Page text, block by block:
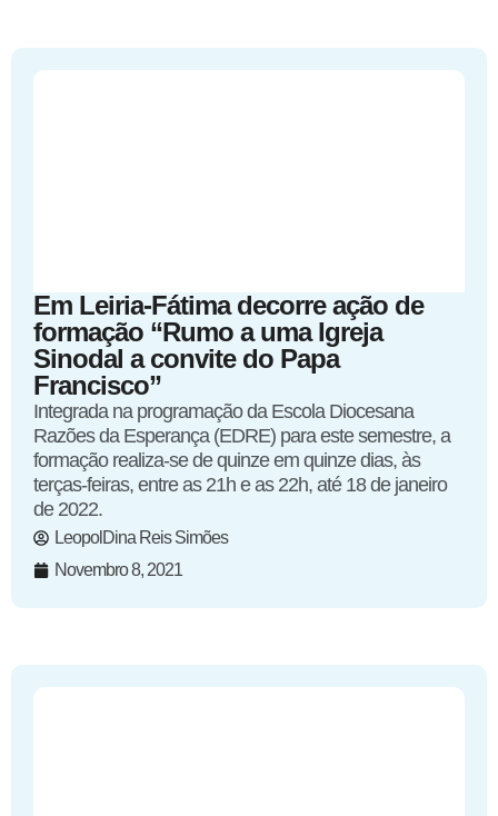
Em Leiria-Fátima decorre ação de
formação “Rumo a uma Igreja
Sinodal a convite do Papa
Francisco”
Integrada na programação da Escola Diocesana
Razões da Esperança (EDRE) para este semestre, a
formação realiza-se de quinze em quinze dias, às
terças-feiras, entre as 21h e as 22h, até 18 de janeiro
de 2022.
LeopolDina Reis Simões
Novembro 8, 2021